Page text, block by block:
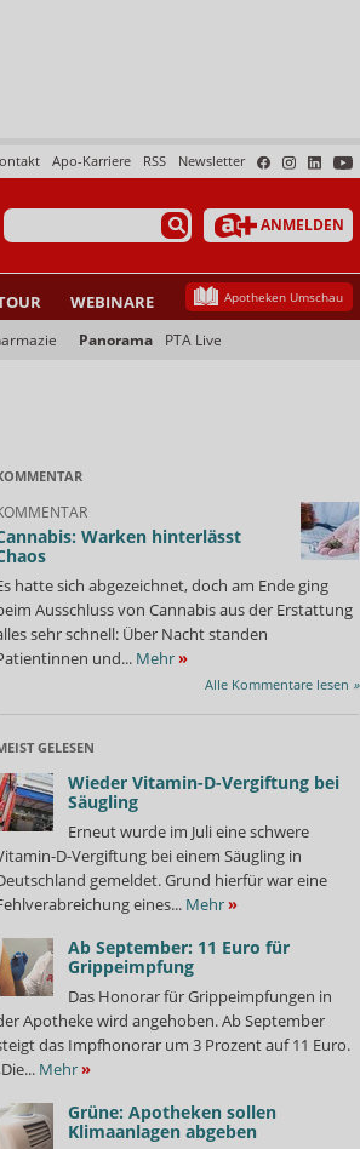
Newsletter
RSS
Apo-Karriere
ANMELDEN
WEBINARE Apotheken Umschau
Panorama PTA Live
Warken hinterlässt
hatte sich abgezeichnet, doch am Ende ging
Ausschluss von Cannabis aus der Erstattung
sehr schnell: Über Nacht standen
und... Mehr»
Alle Kommentare lesen »
GELESEN
Wieder Vitamin-D-Vergiftung bei
Säugling
Erneut wurde im Juli eine schwere
D-Vergiftung bei einem Säugling in
gemeldet. Grund hierfür war eine
eines... Mehr»
Ab September: 11 Euro für
Grippeimpfung
Das Honorar für Grippeimpfungen in
Apotheke wird angehoben. Ab September
das Impfhonorar um 3 Prozent auf 11 Euro.
Mehr»
Grüne: Apotheken sollen
Klimaanlagen abgeben